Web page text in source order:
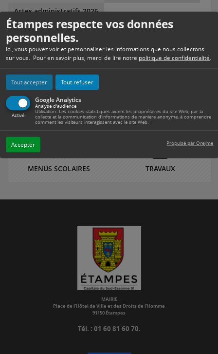
Étampes respecte vos données
personnelles.
Ici, vous pouvez voir et personnaliser les informations que nous collectons
sur vous. Pour en savoir plus, merci de lire notre politique de confidentialité
Tout accepter Tout refuser
Google Analytics
Activé
Analyse d'audience
Utilisation: Les cookies statistiques aident les propriétaires du site Web, par la
collecte et la communication d'informations de manière anonyme, à comprendre
comment les visiteurs interagissent avec le site Web.
Accepter Propulsé par Orejime
Actes administratifs 2026
INFO
PORTAIL FAMILLE SERVICES DE SANTÉ
MENUS SCOLAIRES TRAVAUX
MAIRIE
Place de l’Hôtel de Ville et des Droits de l’Homme
91150 Étampes
Tél. : 01 60 81 60 70.